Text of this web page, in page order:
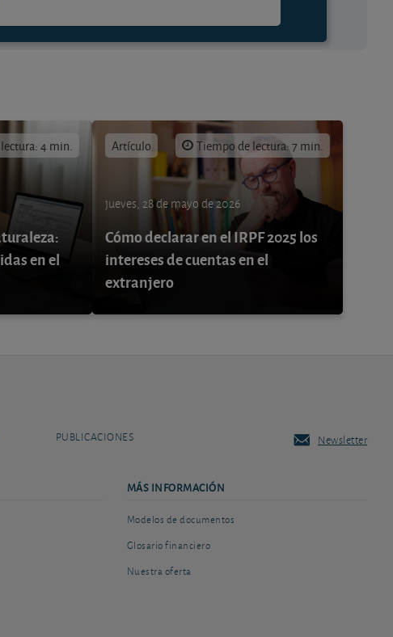
4 min.
en el
Artículo Tiempo de lectura: 7 min.
jueves, 28 de mayo de 2026
Cómo declarar en el IRPF 2025 los
intereses de cuentas en el
extranjero
PUBLICACIONES Newsletter
MÁS INFORMACIÓN
Modelos de documentos
Glosario financiero
Nuestra oferta